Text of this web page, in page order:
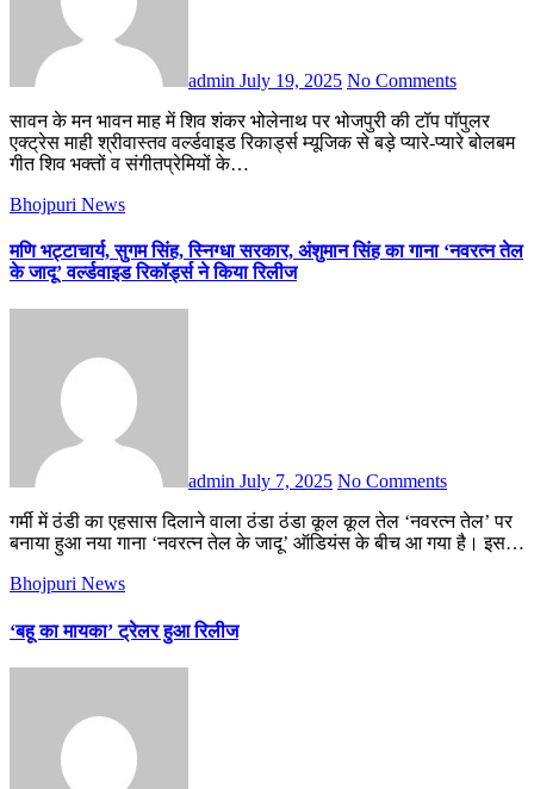
admin July 19, 2025 No Comments
सावन के मन भावन माह में शिव शंकर भोलेनाथ पर भोजपुरी की टॉप पॉपुलर
एक्ट्रेस माही श्रीवास्तव वर्ल्डवाइड रिकार्ड्स म्यूजिक से बड़े प्यारे-प्यारे बोलबम
गीत शिव भक्तों व संगीतप्रेमियों के…
Bhojpuri News
मणि भट्टाचार्य, सुगम सिंह, स्निग्धा सरकार, अंशुमान सिंह का गाना ‘नवरत्न तेल
के जादू’ वर्ल्डवाइड रिकॉर्ड्स ने किया रिलीज
admin July 7, 2025 No Comments
गर्मी में ठंडी का एहसास दिलाने वाला ठंडा ठंडा कूल कूल तेल ‘नवरत्न तेल’ पर
बनाया हुआ नया गाना ‘नवरत्न तेल के जादू’ ऑडियंस के बीच आ गया है। इस…
Bhojpuri News
‘बहू का मायका’ ट्रेलर हुआ रिलीज